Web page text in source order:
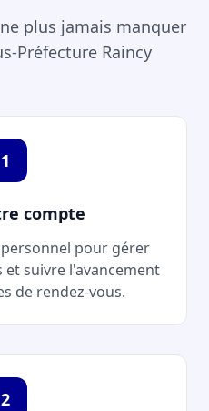
plus jamais manquer
Préfecture Raincy
1
compte
pour gérer
suivre l'avancement
de rendez-vous.
2